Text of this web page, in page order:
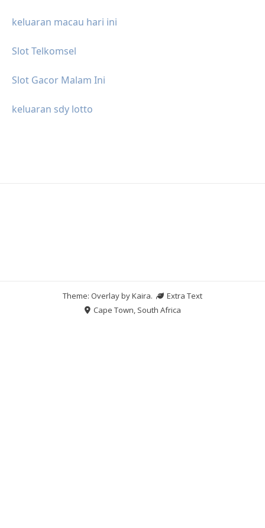
keluaran macau hari ini
Slot Telkomsel
Slot Gacor Malam Ini
keluaran sdy lotto
Theme: Overlay byKaira.
Extra Text
Cape Town, South Africa